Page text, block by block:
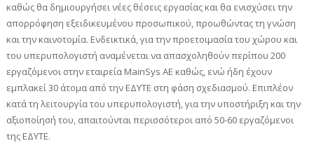
καθώς θα δημιουργήσει νέες θέσεις εργασίας και θα ενισχύσει την
απορρόφηση εξειδικευμένου προσωπικού, προωθώντας τη γνώση
και την καινοτομία. Ενδεικτικά, για την προετοιμασία του χώρου και
του υπερυπολογιστή αναμένεται να απασχοληθούν περίπου 200
εργαζόμενοι στην εταιρεία MainSys ΑΕ καθώς, ενώ ήδη έχουν
εμπλακεί 30 άτομα από την ΕΔΥΤΕ στη φάση σχεδιασμού. Επιπλέον
κατά τη λειτουργία του υπερυπολογιστή, για την υποστήριξη και την
αξιοποίησή του, απαιτούνται περισσότεροι από 50-60 εργαζόμενοι
της ΕΔΥΤΕ.